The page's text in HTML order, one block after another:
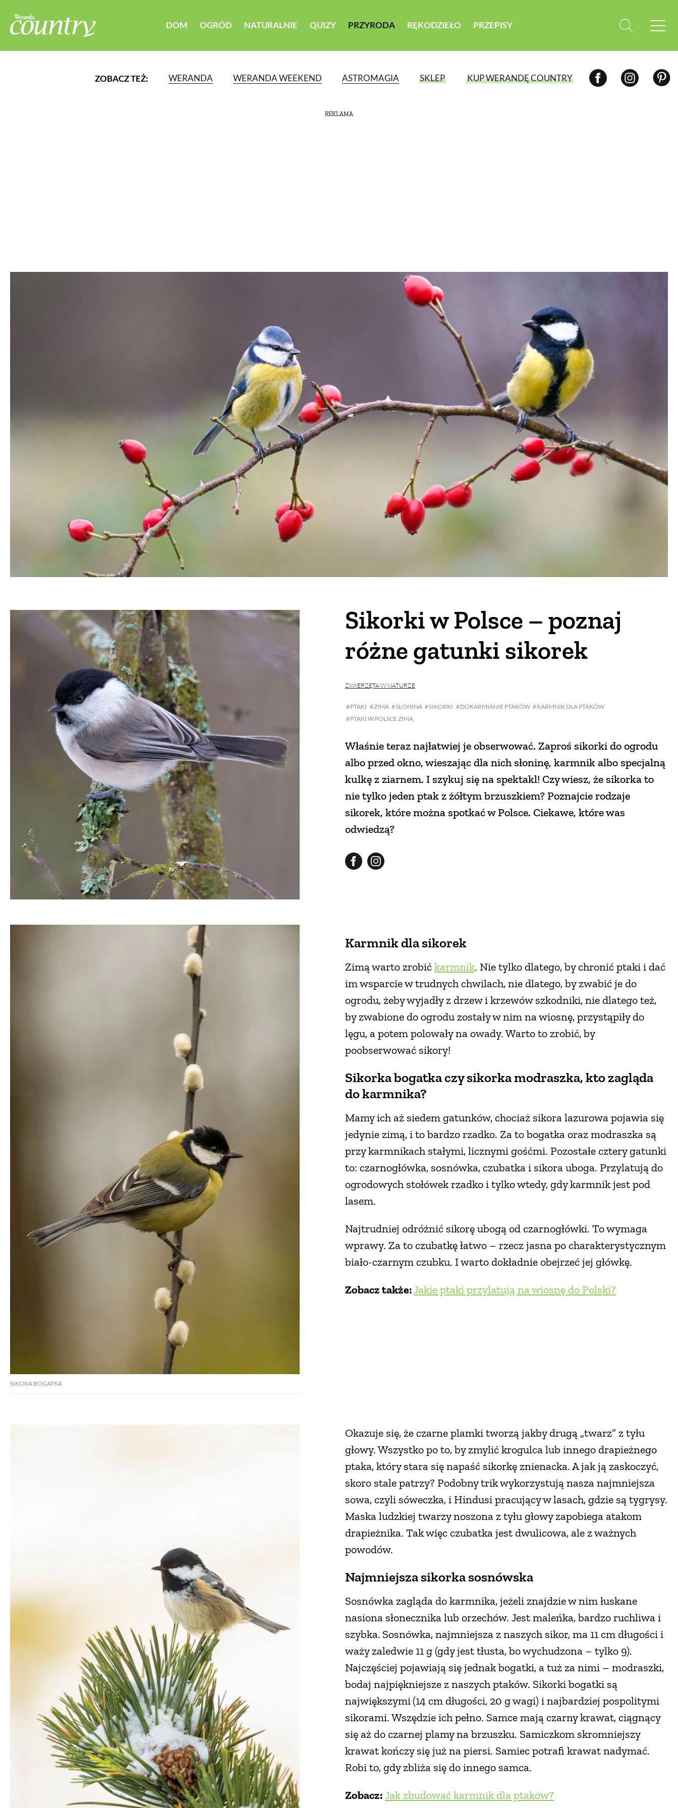
DOM OGRÓD NATURALNIE QUIZY PRZYRODA RĘKODZIEŁO PRZEPISY
ZOBACZ TEŻ: WERANDA WERANDA WEEKEND ASTROMAGIA SKLEP KUP WERANDĘ COUNTRY
REKLAMA
Sikorki w Polsce – poznaj
różne gatunki sikorek
ZWIERZĘTA W NATURZE
PTAKI ZIMA SŁONINA SIKORKI DOKARMIANIE PTAKÓW
KARMNIK DLA PTAKÓW
PTAKI W POLSCE ZIMĄ
Właśnie teraz najłatwiej je obserwować. Zaproś sikorki do ogrodu
albo przed okno, wieszając dla nich słoninę, karmnik albo specjalną
kulkę z ziarnem. I szykuj się na spektakl! Czy wiesz, że sikorka to
nie tylko jeden ptak z żółtym brzuszkiem? Poznajcie rodzaje
sikorek, które można spotkać w Polsce. Ciekawe, które was
odwiedzą?
SIKORA BOGATKA
Karmnik dla sikorek
Zimą warto zrobićkarmnik. Nie tylko dlatego, by chronić ptaki i dać
im wsparcie w trudnych chwilach, nie dlatego, by zwabić je do
ogrodu, żeby wyjadły z drzew i krzewów szkodniki, nie dlatego też,
by zwabione do ogrodu zostały w nim na wiosnę, przystąpiły do
lęgu, a potem polowały na owady. Warto to zrobić, by
poobserwować sikory!
Sikorka bogatka czy sikorka modraszka, kto zagląda
do karmnika?
Mamy ich aż siedem gatunków, chociaż sikora lazurowa pojawia się
jedynie zimą, i to bardzo rzadko. Za to bogatka oraz modraszka są
przy karmnikach stałymi, licznymi gośćmi. Pozostałe cztery gatunki
to: czarnogłówka, sosnówka, czubatka i sikora uboga. Przylatują do
ogrodowych stołówek rzadko i tylko wtedy, gdy karmnik jest pod
lasem.
Najtrudniej odróżnić sikorę ubogą od czarnogłówki. To wymaga
wprawy. Za to czubatkę łatwo – rzecz jasna po charakterystycznym
biało-czarnym czubku. I warto dokładnie obejrzeć jej główkę.
Zobacz także:Jakie ptaki przylatują na wiosnę do Polski?
Okazuje się, że czarne plamki tworzą jakby drugą „twarz” z tyłu
głowy. Wszystko po to, by zmylić krogulca lub innego drapieżnego
ptaka, który stara się napaść sikorkę znienacka. A jak ją zaskoczyć,
skoro stale patrzy? Podobny trik wykorzystują nasza najmniejsza
sowa, czyli sóweczka, i Hindusi pracujący w lasach, gdzie są tygrysy.
Maska ludzkiej twarzy noszona z tyłu głowy zapobiega atakom
drapieżnika. Tak więc czubatka jest dwulicowa, ale z ważnych
powodów.
Najmniejsza sikorka sosnówska
Sosnówka zagląda do karmnika, jeżeli znajdzie w nim łuskane
nasiona słonecznika lub orzechów. Jest maleńka, bardzo ruchliwa i
szybka. Sosnówka, najmniejsza z naszych sikor, ma 11 cm długości i
waży zaledwie 11 g (gdy jest tłusta, bo wychudzona – tylko 9).
Najczęściej pojawiają się jednak bogatki, a tuż za nimi – modraszki,
bodaj najpiękniejsze z naszych ptaków. Sikorki bogatki są
największymi(14 cm długości, 20 g wagi) i najbardziej pospolitymi
sikorami. Wszędzie ich pełno. Samce mają czarny krawat, ciągnący
się aż do czarnej plamy na brzuszku. Samiczkom skromniejszy
krawat kończy się już na piersi. Samiec potrafi krawat nadymać.
Robi to, gdy zbliża się do innego samca.
Zobacz:Jak zbudować karmnik dla ptaków?
OGRÓD WARZYWA I OWOCE ROŚLINY OGRODOWE PORADY ZIELEŃ W DOMU
URODA NATURALNA APTECZKA
EKO ŻYCIE ZWIERZĘTA DOMOWE
ZWIERZĘTA W NATURZE GRZYBY RĘKODZIEŁO RZEMIOSŁO
ZRÓB TO SAM PRZEPISY PRZYSTAWKI ZUPY
DANIA GŁÓWNE CIASTA I DESERY DODATKI PRZETWORY INNE